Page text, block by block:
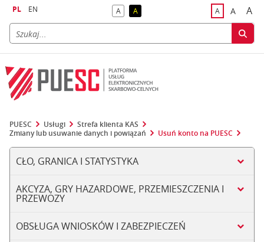
PL EN Akontrast domyślny
Akontrast żółty tekst na czarnym tle
Adomyślna
A A
PUESC Usługi
Strefa klienta KAS
Zmiany lub usuwanie danych i powiązań
Usuń konto na PUESC
CŁO, GRANICA I STATYSTYKA
AKCYZA, GRY HAZARDOWE, PRZEMIESZCZENIA I
PRZEWOZY
OBSŁUGA WNIOSKÓW I ZABEZPIECZEŃ